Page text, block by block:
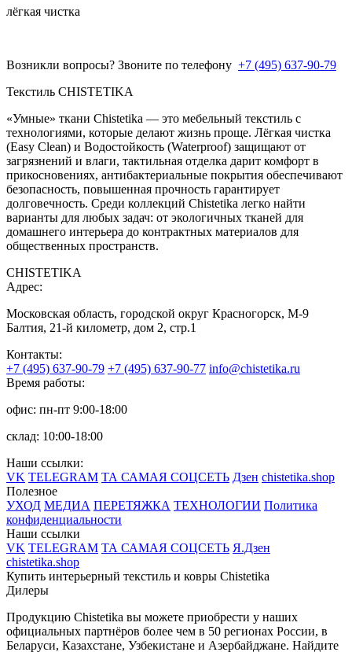
лёгкая чистка
Возникли вопросы? Звоните по телефону +7 (495) 637-90-79
Текстиль CHISTETIKA
«Умные» ткани Chistetika — это мебельный текстиль с
технологиями, которые делают жизнь проще. Лёгкая чистка
(Easy Clean) и Водостойкость (Waterproof) защищают от
загрязнений и влаги, тактильная отделка дарит комфорт в
прикосновениях, антибактериальные покрытия обеспечивают
безопасность, повышенная прочность гарантирует
долговечность. Среди коллекций Chistetika легко найти
варианты для любых задач: от экологичных тканей для
домашнего интерьера до контрактных материалов для
общественных пространств.
CHISTETIKA
Адрес:
Московская область, городской округ Красногорск, М-9
Балтия, 21-й километр, дом 2, стр.1
Контакты:
+7 (495) 637-90-79 +7 (495) 637-90-77 info@chistetika.ru
Время работы:
офис: пн-пт 9:00-18:00
склад: 10:00-18:00
Наши ссылки:
VK TELEGRAM ТА САМАЯ СОЦСЕТЬ Дзен chistetika.shop
Полезное
УХОД МЕДИА ПЕРЕТЯЖКА ТЕХНОЛОГИИ Политика
конфиденциальности
Наши ссылки
VK TELEGRAM ТА САМАЯ СОЦСЕТЬ Я.Дзен
chistetika.shop
Купить интерьерный текстиль и ковры Chistetika
Дилеры
Продукцию Chistetika вы можете приобрести у наших
официальных партнёров более чем в 50 регионах России, в
Беларуси, Казахстане, Узбекистане и Азербайджане. Найдите